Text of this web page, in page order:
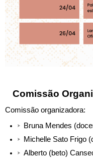
Comissão
Comissão organizadora:
Bruna Mendes
Michelle Sato Frigo
Alberto (beto)